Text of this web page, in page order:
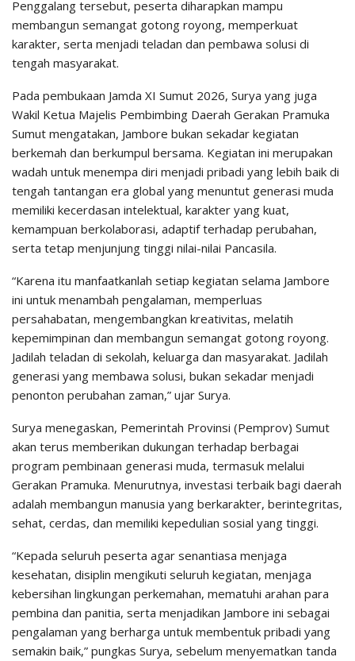
Penggalang tersebut, peserta diharapkan mampu
membangun semangat gotong royong, memperkuat
karakter, serta menjadi teladan dan pembawa solusi di
tengah masyarakat.
Pada pembukaan Jamda XI Sumut 2026, Surya yang juga
Wakil Ketua Majelis Pembimbing Daerah Gerakan Pramuka
Sumut mengatakan, Jambore bukan sekadar kegiatan
berkemah dan berkumpul bersama. Kegiatan ini merupakan
wadah untuk menempa diri menjadi pribadi yang lebih baik di
tengah tantangan era global yang menuntut generasi muda
memiliki kecerdasan intelektual, karakter yang kuat,
kemampuan berkolaborasi, adaptif terhadap perubahan,
serta tetap menjunjung tinggi nilai-nilai Pancasila.
“Karena itu manfaatkanlah setiap kegiatan selama Jambore
ini untuk menambah pengalaman, memperluas
persahabatan, mengembangkan kreativitas, melatih
kepemimpinan dan membangun semangat gotong royong.
Jadilah teladan di sekolah, keluarga dan masyarakat. Jadilah
generasi yang membawa solusi, bukan sekadar menjadi
penonton perubahan zaman,” ujar Surya.
Surya menegaskan, Pemerintah Provinsi (Pemprov) Sumut
akan terus memberikan dukungan terhadap berbagai
program pembinaan generasi muda, termasuk melalui
Gerakan Pramuka. Menurutnya, investasi terbaik bagi daerah
adalah membangun manusia yang berkarakter, berintegritas,
sehat, cerdas, dan memiliki kepedulian sosial yang tinggi.
“Kepada seluruh peserta agar senantiasa menjaga
kesehatan, disiplin mengikuti seluruh kegiatan, menjaga
kebersihan lingkungan perkemahan, mematuhi arahan para
pembina dan panitia, serta menjadikan Jambore ini sebagai
pengalaman yang berharga untuk membentuk pribadi yang
semakin baik,” pungkas Surya, sebelum menyematkan tanda